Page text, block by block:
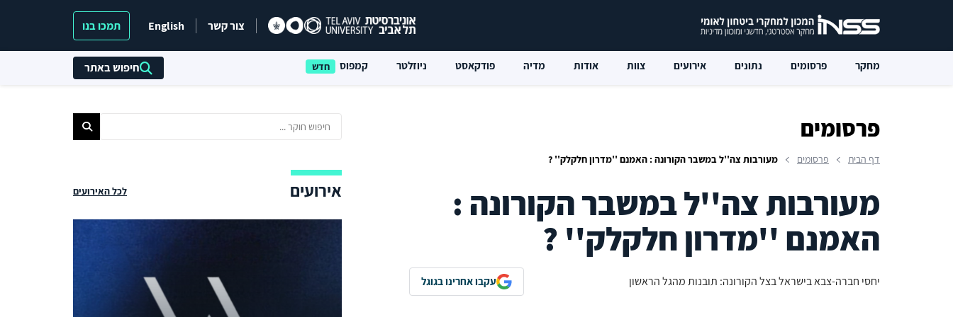
צור קשר English תמכו בנו
מחקר פרסומים נתונים אירועים צוות אודות מדיה פודקאסט ניוזלטר קמפוס חיפוש באתר
פרסומים
דף הבית פרסומים מעורבות צה''ל במשבר הקורונה : האמנם ''מדרון חלקלק'' ?
מעורבות צה''ל במשבר הקורונה :
האמנם ''מדרון חלקלק'' ?
יחסי חברה-צבא בישראל בצל הקורונה: תובנות מהגל הראשון עקבו אחרינו בגוגל
אירועים לכל האירועים